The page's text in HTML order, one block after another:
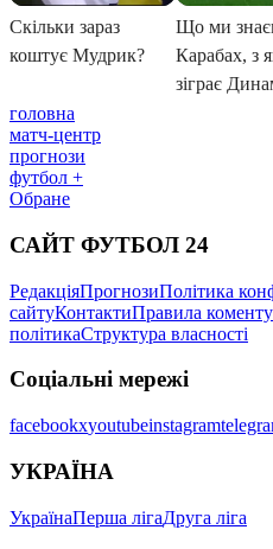
головна
матч-центр
прогнози
футбол +
Обране
САЙТ ФУТБОЛ 24
РедакціяПрогнозиПолітика
сайтуКонтактиПравила
політикаСтруктура власності
Соціальні мережі
facebookxyoutubeinstagram
УКРАЇНА
УкраїнаПерша лігаДруга ліга